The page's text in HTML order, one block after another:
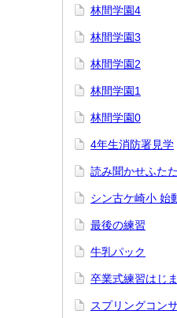
林間学園4
林間学園3
林間学園2
林間学園1
林間学園0
4年生消防署見学
読み聞かせふた
シン古ケ崎小 始
最後の練習
牛乳パック
卒業式練習はじ
スプリングコン